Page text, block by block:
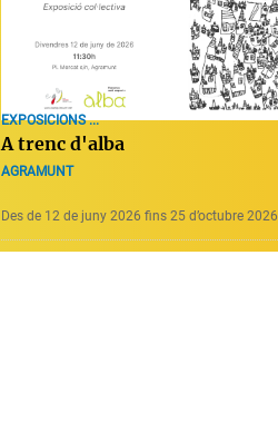
EXPOSICIONS ...
A trenc d'alba
AGRAMUNT
Des de 12 de juny 2026 fins 25 d’octubre 2026